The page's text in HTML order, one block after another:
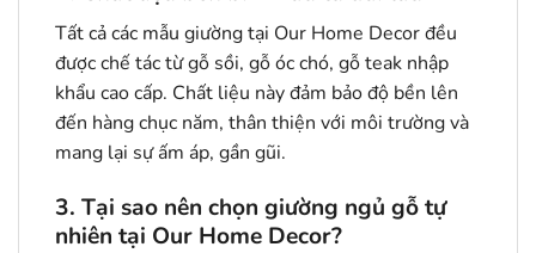
Tất cả các mẫu giường tại Our Home Decor đều
được chế tác từ gỗ sồi, gỗ óc chó, gỗ teak nhập
khẩu cao cấp. Chất liệu này đảm bảo độ bền lên
đến hàng chục năm, thân thiện với môi trường và
mang lại sự ấm áp, gần gũi.
3. Tại sao nên chọn giường ngủ gỗ tự
nhiên tại Our Home Decor?